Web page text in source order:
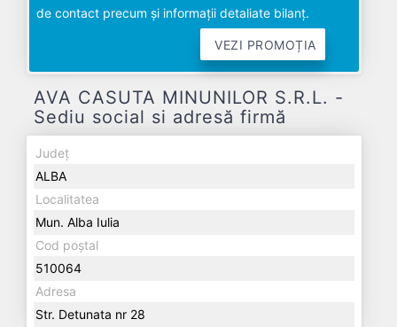
de contact precum și informații detaliate bilanț.
VEZI PROMOȚIA
AVA CASUTA MINUNILOR S.R.L. -
Sediu social si adresă firmă
Județ
ALBA
Localitatea
Mun. Alba Iulia
Cod poștal
510064
Adresa
Str. Detunata nr 28